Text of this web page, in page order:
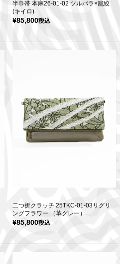
半巾帯 本麻26-01-02 ツルバラ×籠絞
(キイロ)
¥85,800税込
二つ折クラッチ 25TKC-01-03リグリ
ングフラワー （革グレー）
¥85,800税込